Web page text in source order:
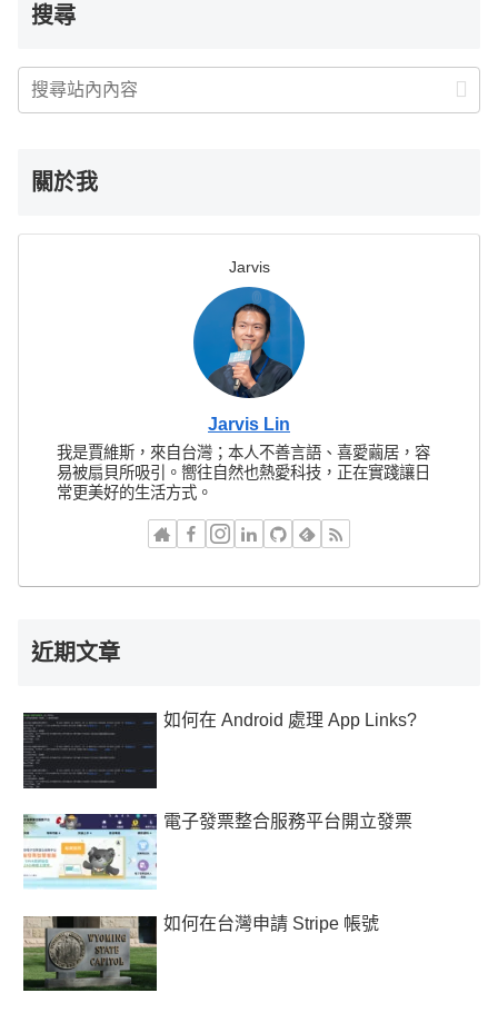
搜尋
關於我
Jarvis
Jarvis Lin
我是賈維斯，來自台灣；本人不善言語、喜愛繭居，容
易被扇貝所吸引。嚮往自然也熱愛科技，正在實踐讓日
常更美好的生活方式。
近期文章
如何在 Android 處理 App Links?
電子發票整合服務平台開立發票
如何在台灣申請 Stripe 帳號